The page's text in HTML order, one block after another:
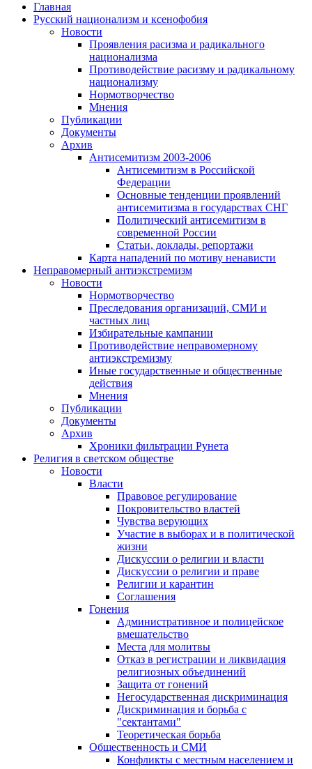
Главная
Русский национализм и ксенофобия
Новости
Проявления расизма и радикального
национализма
Противодействие расизму и радикальному
национализму
Нормотворчество
Мнения
Публикации
Документы
Архив
Антисемитизм 2003-2006
Антисемитизм в Российской
Федерации
Основные тенденции проявлений
антисемитизма в государствах СНГ
Политический антисемитизм в
современной России
Статьи, доклады, репортажи
Карта нападений по мотиву ненависти
Неправомерный антиэкстремизм
Новости
Нормотворчество
Преследования организаций, СМИ и
частных лиц
Избирательные кампании
Противодействие неправомерному
антиэкстремизму
Иные государственные и общественные
действия
Мнения
Публикации
Документы
Архив
Хроники фильтрации Рунета
Религия в светском обществе
Новости
Власти
Правовое регулирование
Покровительство властей
Чувства верующих
Участие в выборах и в политической
жизни
Дискуссии о религии и власти
Дискуссии о религии и праве
Религии и карантин
Соглашения
Гонения
Административное и полицейское
вмешательство
Места для молитвы
Отказ в регистрации и ликвидация
религиозных объединений
Защита от гонений
Негосударственная дискриминация
Дискриминация и борьба с
"сектантами"
Теоретическая борьба
Общественность и СМИ
Конфликты с местным населением и